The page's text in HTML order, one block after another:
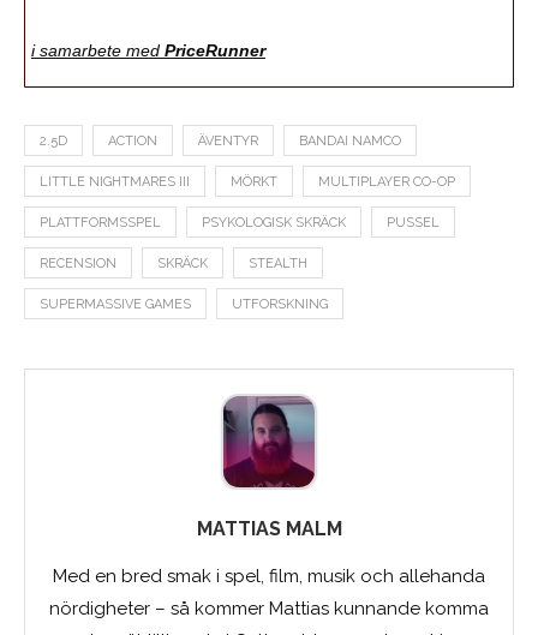
i samarbete med PriceRunner
2.5D ACTION ÄVENTYR BANDAI NAMCO
LITTLE NIGHTMARES III MÖRKT MULTIPLAYER CO-OP
PLATTFORMSSPEL PSYKOLOGISK SKRÄCK PUSSEL
RECENSION SKRÄCK STEALTH
SUPERMASSIVE GAMES UTFORSKNING
MATTIAS MALM
Med en bred smak i spel, film, musik och allehanda
nördigheter – så kommer Mattias kunnande komma